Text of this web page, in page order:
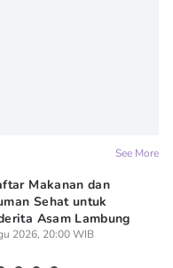
See More
Makanan dan
Sehat untuk
Asam Lambung
2026, 20:00 WIB